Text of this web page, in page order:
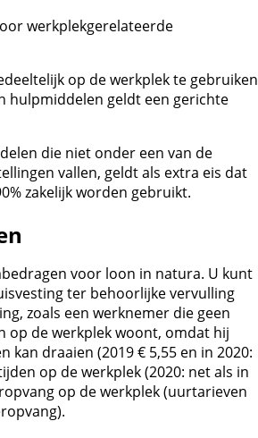
werkplekgerelateerde
op de werkplek te gebruiken
hulpmiddelen geldt een gerichte
die niet onder een van de
vallen, geldt als extra eis dat
zakelijk worden gebruikt.
voor loon in natura. U kunt
ter behoorlijke vervulling
zoals een werknemer die geen
op de werkplek woont, omdat hij
kan draaien (2019 € 5,55 en in 2020:
op de werkplek (2020: net als in
op de werkplek (uurtarieven